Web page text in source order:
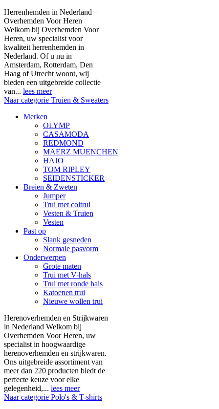
Herrenhemden in Nederland –
Overhemden Voor Heren
Welkom bij Overhemden Voor
Heren, uw specialist voor
kwaliteit herrenhemden in
Nederland. Of u nu in
Amsterdam, Rotterdam, Den
Haag of Utrecht woont, wij
bieden een uitgebreide collectie
van... lees meer
Naar categorie Truien & Sweaters
Merken
OLYMP
CASAMODA
REDMOND
MAERZ MUENCHEN
HAJO
TOM RIPLEY
SEIDENSTICKER
Breien & Zweten
Jumper
Trui met coltrui
Vesten & Truien
Vesten
Past op
Slank gesneden
Normale pasvorm
Onderwerpen
Grote maten
Trui met V-hals
Trui met ronde hals
Katoenen trui
Nieuwe wollen trui
Herenoverhemden en Strijkwaren
in Nederland Welkom bij
Overhemden Voor Heren, uw
specialist in hoogwaardige
herenoverhemden en strijkwaren.
Ons uitgebreide assortiment van
meer dan 220 producten biedt de
perfecte keuze voor elke
gelegenheid,... lees meer
Naar categorie Polo's & T-shirts